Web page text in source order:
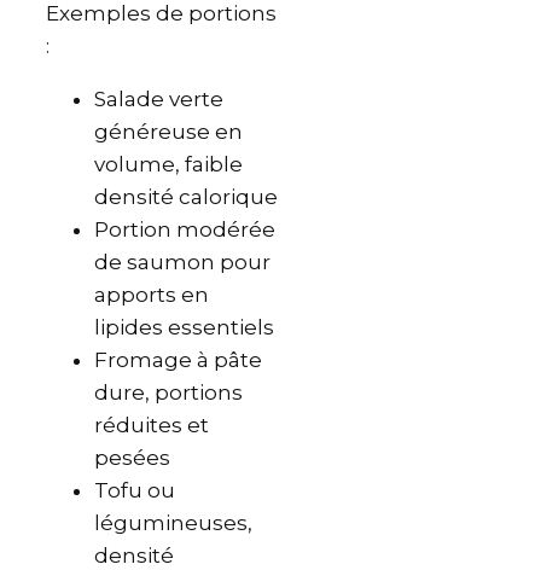
Exemples de portions
:
Salade verte
généreuse en
volume, faible
densité calorique
Portion modérée
de saumon pour
apports en
lipides essentiels
Fromage à pâte
dure, portions
réduites et
pesées
Tofu ou
légumineuses,
densité